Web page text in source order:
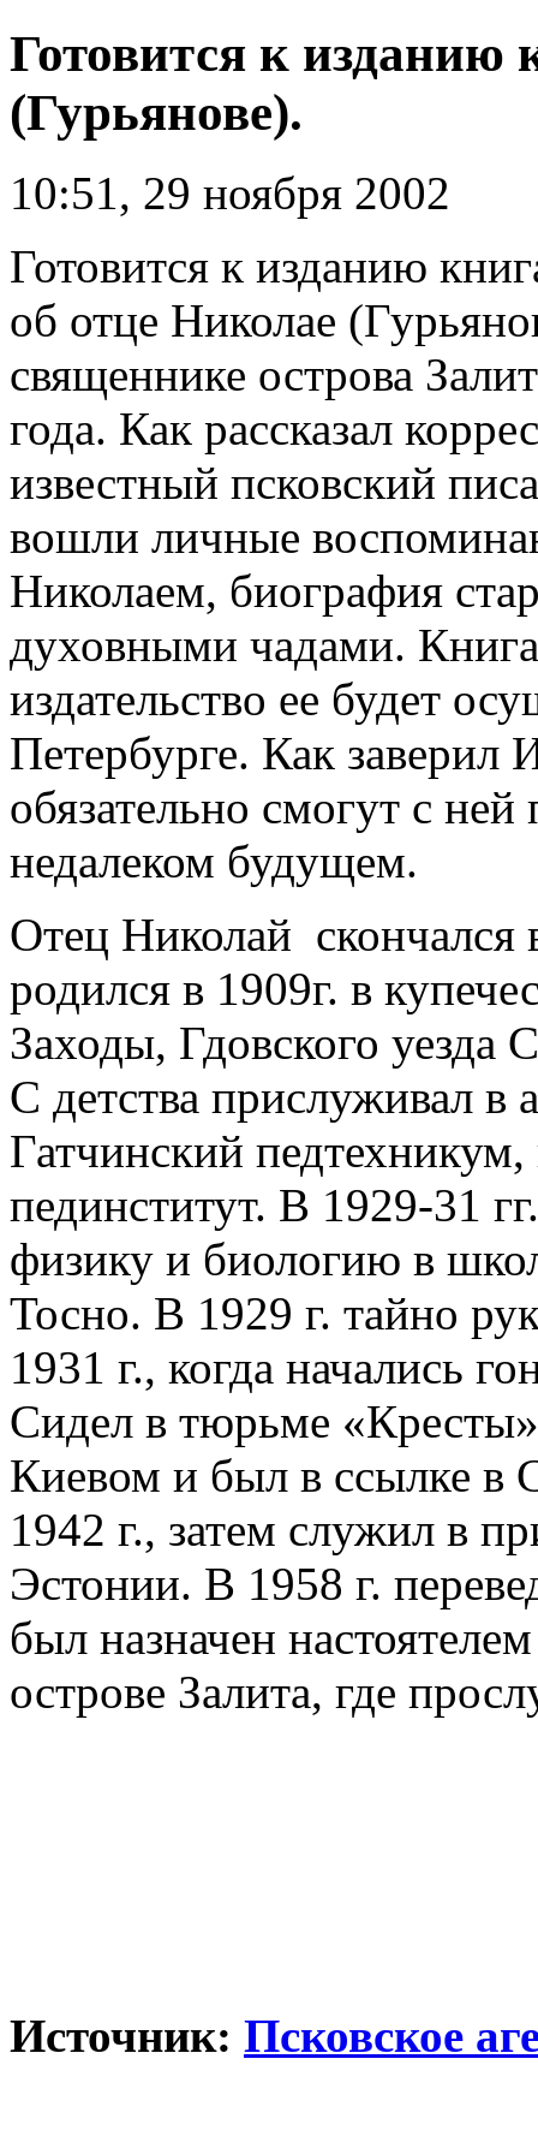
Готовится к изданию
(Гурьянове).
10:51, 29 ноября 2002
Готовится к изданию
об отце Николае
священнике острова
года. Как рассказал
известный псковский
вошли личные
Николаем, биография
духовными чадами.
издательство ее будет
Петербурге. Как заверил
обязательно смогут с
недалеком будущем.
Отец Николай скончался
родился в 1909г. в
Заходы, Гдовского уезда
С детства прислуживал в
Гатчинский
пединститут. В 1929-31
физику и биологию в
Тосно. В 1929 г. тайно
1931 г., когда начались
Сидел в тюрьме
Киевом и был в ссылке в
1942 г., затем служил в
Эстонии. В 1958 г.
был назначен
острове Залита, где
Источник: Псковское